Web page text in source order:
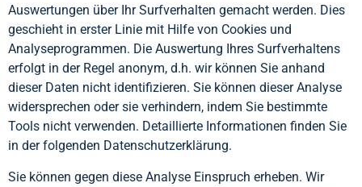
Auswertungen über Ihr Surfverhalten gemacht werden. Dies
geschieht in erster Linie mit Hilfe von Cookies und
Analyseprogrammen. Die Auswertung Ihres Surfverhaltens
erfolgt in der Regel anonym, d.h. wir können Sie anhand
dieser Daten nicht identifizieren. Sie können dieser Analyse
widersprechen oder sie verhindern, indem Sie bestimmte
Tools nicht verwenden. Detaillierte Informationen finden Sie
in der folgenden Datenschutzerklärung.
Sie können gegen diese Analyse Einspruch erheben. Wir